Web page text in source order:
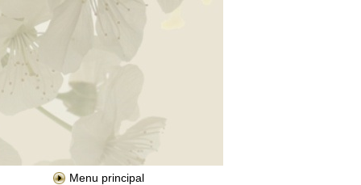
Menu principal